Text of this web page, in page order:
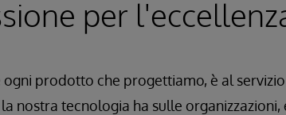
per
prodotto che progettiamo, è al
nostra tecnologia ha sulle organizzazioni,